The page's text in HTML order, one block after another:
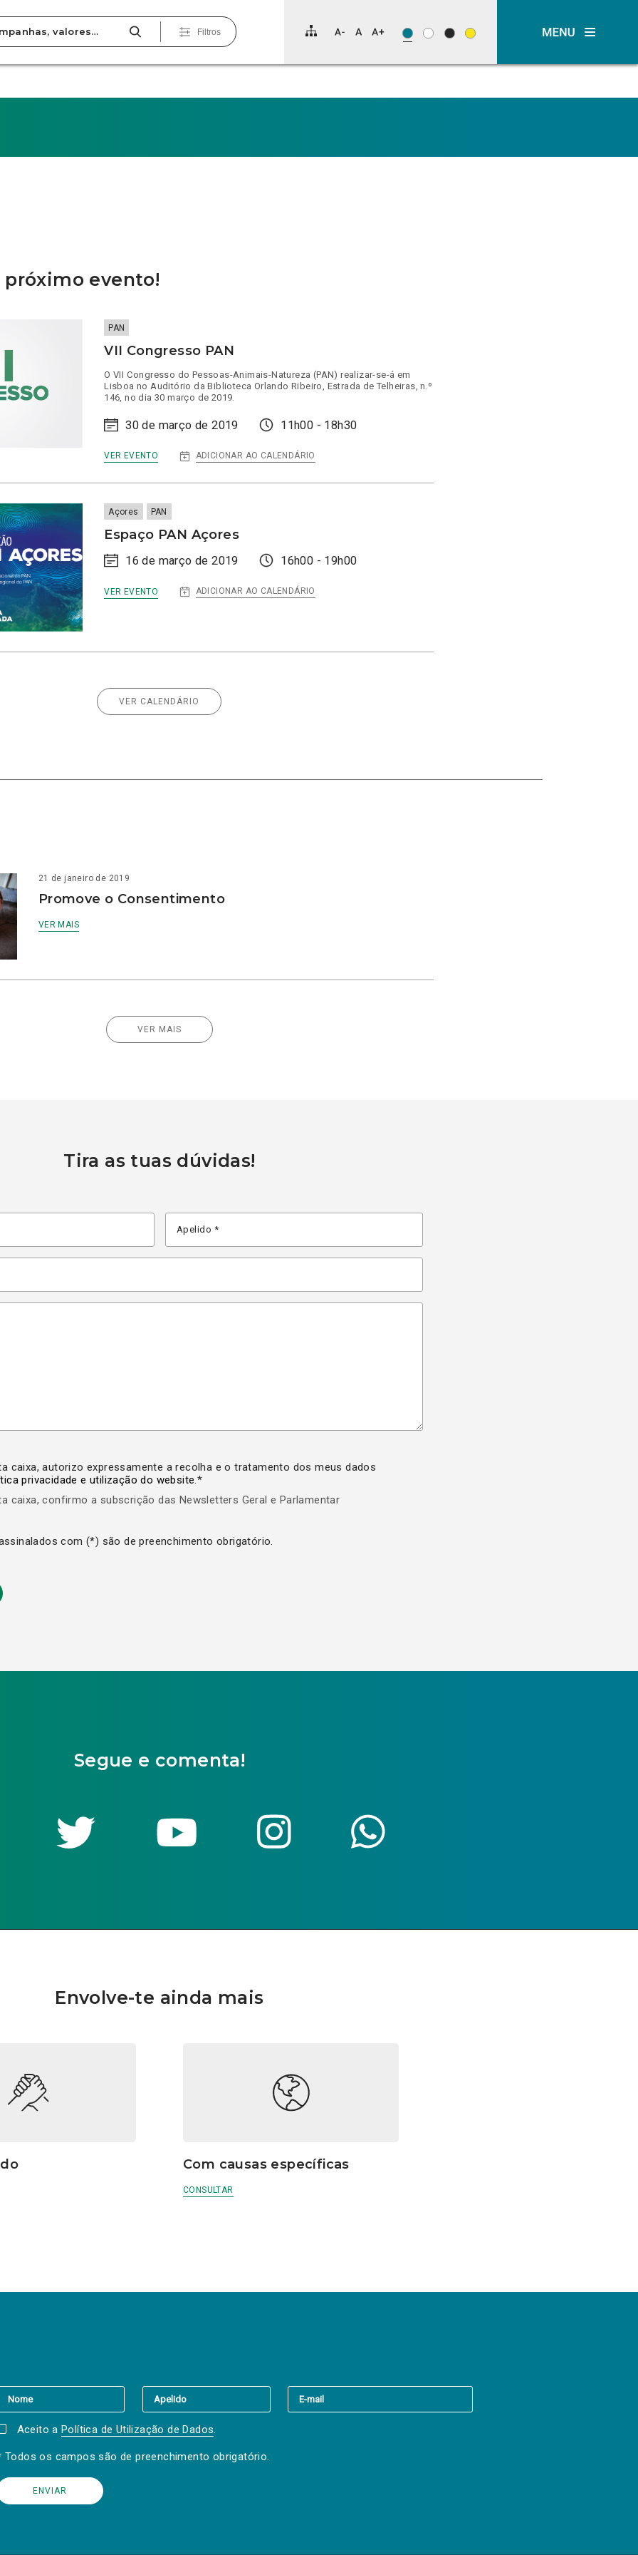
Filtros
evento!
PAN
VII Congresso PAN
O VII Congresso do Pessoas-Animais-Natureza (PAN) realizar-se-á em
Lisboa no Auditório da Biblioteca Orlando Ribeiro, Estrada de Telheiras, n.º
146, no dia 30 março de 2019.
30 de março de 2019 11h00 - 18h30
VER EVENTO ADICIONAR AO CALENDÁRIO
:
PAN
Açores PAN
Espaço PAN Açores
16 de março de 2019 16h00 - 19h00
VER EVENTO ADICIONAR AO CALENDÁRIO
:
ESPAÇO
VER CALENDÁRIO
21 de janeiro de 2019
Promove o Consentimento
VER MAIS
VER MAIS
Tira as tuas dúvidas!
caixa, autorizo expressamente a recolha e o tratamento dos meus dados
privacidade e utilização do website .*
caixa, confirmo a subscrição das Newsletters Geral e Parlamentar
com (*) são de preenchimento obrigatório.
Segue e comenta!
Envolve-te ainda mais
Com causas específicas
CONSULTAR
Aceito aPolítica de Utilização de Dados.
Todos os campos são de preenchimento obrigatório.